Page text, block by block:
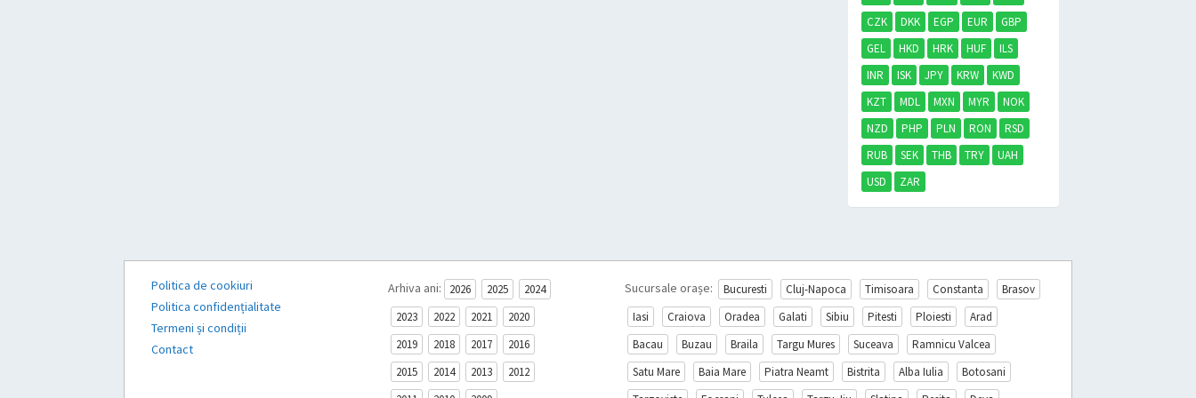
CZK
DKK EGP EUR
GBP
GEL
HKD HRK HUF
ILS
INR
ISK JPY KRW
KWD
KZT
MDL MXN MYR
NOK
NZD
PHP PLN RON
RSD
RUB
SEK THB TRY
UAH
USD
ZAR
Politica de cookiuri
Politica confidențialitate
Termeni și condiții
Contact
Arhiva ani: 2026 2025
2024
2023
2022 2021
2020
2019
2018 2017
2016
2015
2014 2013
2012
Sucursale orașe: Bucuresti Cluj-Napoca Timisoara Constanta
Brasov
Iasi
Craiova Oradea Galati Sibiu Pitesti Ploiesti
Arad
Bacau
Buzau Braila Targu Mures Suceava
Ramnicu Valcea
Satu Mare
Baia Mare Piatra Neamt Bistrita Alba Iulia
Botosani